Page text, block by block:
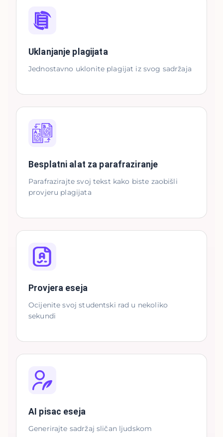
Uklanjanje plagijata
Jednostavno uklonite plagijat iz svog sadržaja
Besplatni alat za parafraziranje
Parafrazirajte svoj tekst kako biste zaobišli
provjeru plagijata
Provjera eseja
Ocijenite svoj studentski rad u nekoliko
sekundi
AI pisac eseja
Generirajte sadržaj sličan ljudskom